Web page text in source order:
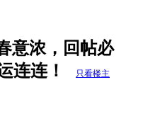
意浓，回帖必
连连！
只看楼主